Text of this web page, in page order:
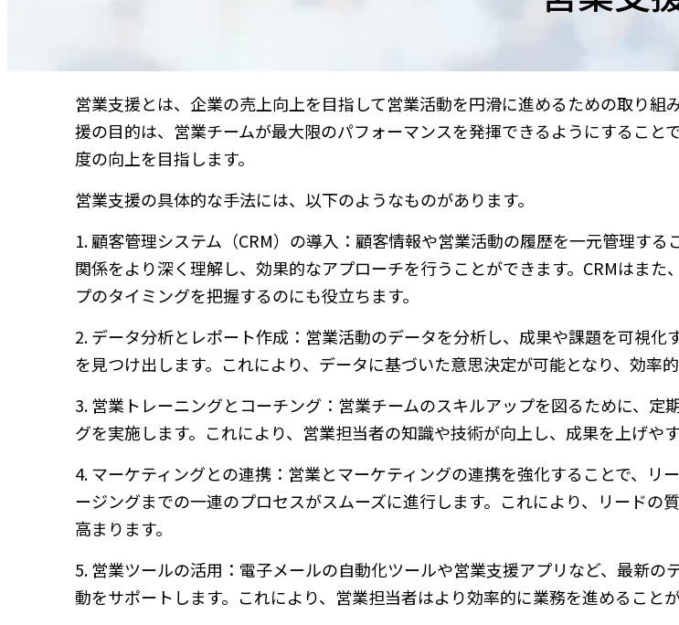
営業支援とは、企業の売上向上を目指して営業活動を円滑に進めるための取り組
援の目的は、営業チームが最大限のパフォーマンスを発揮できるようにすること
度の向上を目指します。
営業支援の具体的な手法には、以下のようなものがあります。
1. 顧客管理システム（CRM）の導入：顧客情報や営業活動の履歴を一元管理する
関係をより深く理解し、効果的なアプローチを行うことができます。CRMはまた
プのタイミングを把握するのにも役立ちます。
2. データ分析とレポート作成：営業活動のデータを分析し、成果や課題を可視化
を見つけ出します。これにより、データに基づいた意思決定が可能となり、効率
3. 営業トレーニングとコーチング：営業チームのスキルアップを図るために、定
グを実施します。これにより、営業担当者の知識や技術が向上し、成果を上げやす
4. マーケティングとの連携：営業とマーケティングの連携を強化することで、リ
ージングまでの一連のプロセスがスムーズに進行します。これにより、リードの
高まります。
5. 営業ツールの活用：電子メールの自動化ツールや営業支援アプリなど、最新の
動をサポートします。これにより、営業担当者はより効率的に業務を進めることが